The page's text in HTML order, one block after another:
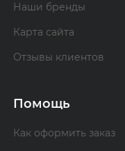
Наши бренды
Карта сайта
Отзывы клиентов
Помощь
Как оформить заказ